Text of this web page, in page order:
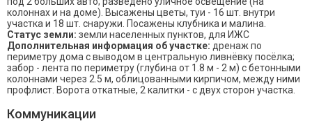
колоннах и на доме). Высажены цветы, туи - 16 шт. внутри
участка и 18 шт. снаружи. Посажены клубника и малина.
Статус земли: земли населенных пунктов, для ИЖС
Дополнительная информация об участке: дренаж по
периметру дома с выводом в центральную ливнёвку посёлка;
забор - лента по периметру (глубина от 1.8 м - 2 м) с бетонными
колоннами через 2.5 м, облицованными кирпичом, между ними
профлист. Ворота откатные, 2 калитки - с двух сторон участка.
Коммуникации